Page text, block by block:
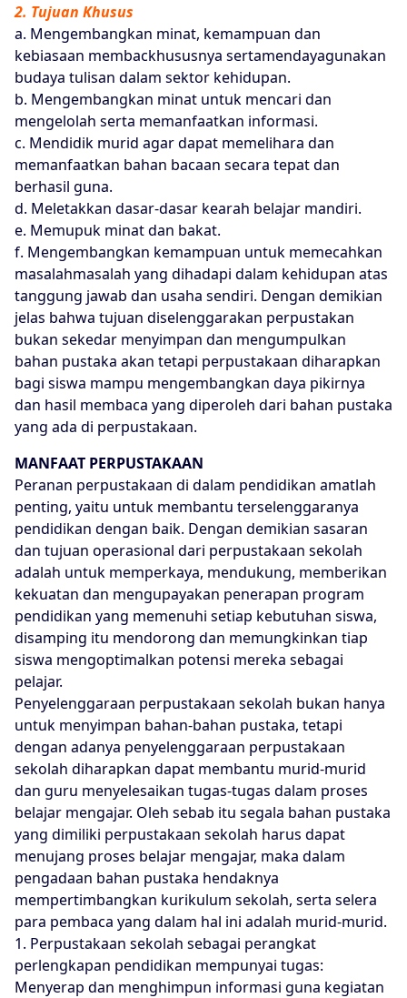
2. Tujuan Khusus
a. Mengembangkan minat, kemampuan dan
kebiasaan membackhususnya sertamendayagunakan
budaya tulisan dalam sektor kehidupan.
b. Mengembangkan minat untuk mencari dan
mengelolah serta memanfaatkan informasi.
c. Mendidik murid agar dapat memelihara dan
memanfaatkan bahan bacaan secara tepat dan
berhasil guna.
d. Meletakkan dasar-dasar kearah belajar mandiri.
e. Memupuk minat dan bakat.
f. Mengembangkan kemampuan untuk memecahkan
masalahmasalah yang dihadapi dalam kehidupan atas
tanggung jawab dan usaha sendiri. Dengan demikian
jelas bahwa tujuan diselenggarakan perpustakan
bukan sekedar menyimpan dan mengumpulkan
bahan pustaka akan tetapi perpustakaan diharapkan
bagi siswa mampu mengembangkan daya pikirnya
dan hasil membaca yang diperoleh dari bahan pustaka
yang ada di perpustakaan.
MANFAAT PERPUSTAKAAN
Peranan perpustakaan di dalam pendidikan amatlah
penting, yaitu untuk membantu terselenggaranya
pendidikan dengan baik. Dengan demikian sasaran
dan tujuan operasional dari perpustakaan sekolah
adalah untuk memperkaya, mendukung, memberikan
kekuatan dan mengupayakan penerapan program
pendidikan yang memenuhi setiap kebutuhan siswa,
disamping itu mendorong dan memungkinkan tiap
siswa mengoptimalkan potensi mereka sebagai
pelajar.
Penyelenggaraan perpustakaan sekolah bukan hanya
untuk menyimpan bahan-bahan pustaka, tetapi
dengan adanya penyelenggaraan perpustakaan
sekolah diharapkan dapat membantu murid-murid
dan guru menyelesaikan tugas-tugas dalam proses
belajar mengajar. Oleh sebab itu segala bahan pustaka
yang dimiliki perpustakaan sekolah harus dapat
menujang proses belajar mengajar, maka dalam
pengadaan bahan pustaka hendaknya
mempertimbangkan kurikulum sekolah, serta selera
para pembaca yang dalam hal ini adalah murid-murid.
1. Perpustakaan sekolah sebagai perangkat
perlengkapan pendidikan mempunyai tugas:
Menyerap dan menghimpun informasi guna kegiatan